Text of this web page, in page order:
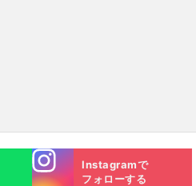
Instagra
m
Instagramで
フォローする